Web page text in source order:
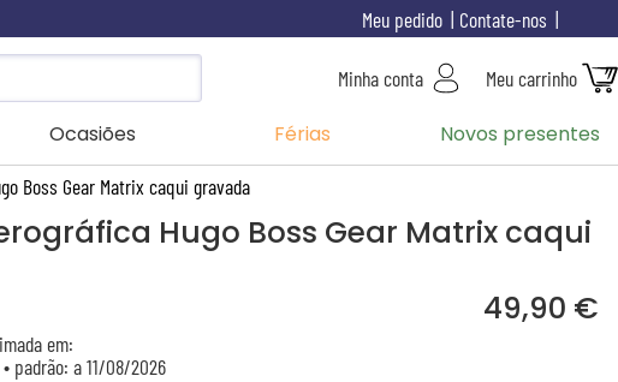
Contate-nos
Meu pedido
Minha conta Meu carrinho
Ocasiões Férias Novos presentes
Boss Gear Matrix caqui gravada
Hugo Boss Gear Matrix caqui
49,90 €
em:
padrão: a 11/08/2026